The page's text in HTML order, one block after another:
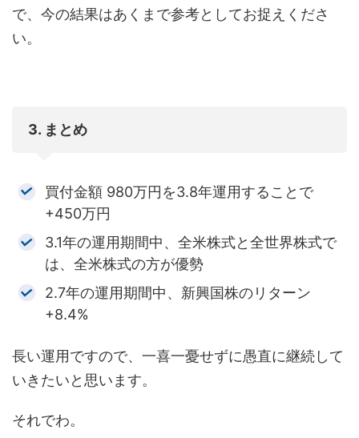
で、今の結果はあくまで参考としてお捉えくださ
い。
3. まとめ
買付金額 980万円を3.8年運用することで
+450万円
3.1年の運用期間中、全米株式と全世界株式で
は、全米株式の方が優勢
2.7年の運用期間中、新興国株のリターン
+8.4%
長い運用ですので、一喜一憂せずに愚直に継続して
いきたいと思います。
それでわ。